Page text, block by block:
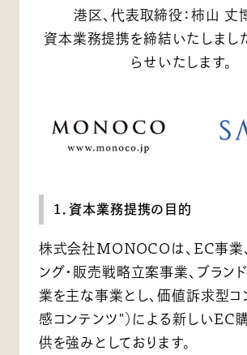
港区、代表取締役：柿山 丈
資本業務提携を締結いたしまし
らせいたします。
1．資本業務提携の目的
株式会社MONOCOは、EC事業
ング・販売戦略立案事業、ブラン
業を主な事業とし、価値訴求型コ
感コンテンツ"）による新しいEC
供を強みとしております。